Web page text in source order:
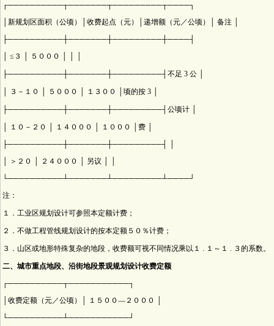
┌──────────┬───────┬─────────┬────┐
│新规划区面积（公顷）│收费起点（元）│递增额（元／公顷）│ 备注 │
├──────────┼───────┼─────────┼────┤
│ ≤３ │ ５０００ │ │ │
├──────────┼───────┼─────────┤不足 3 公 │
│ ３－１０ │ ５０００ │ １３００ │顷的按 3 │
├──────────┼───────┼─────────┤公顷计 │
│ １０－２０ │ １４０００ │ １０００ │费 │
├──────────┼───────┼─────────┤ │
│ ＞２０ │ ２４０００ │ 另议 │ │
└──────────┴───────┴─────────┴────┘
注：
１．工业区规划设计可参照本定额计费；
２．不做工程管线规划设计的按本定额５０％计费；
３．山区或地形特殊复杂的地段，收费额可视不同情况乘以１ . １～１ . ３的系数。
二、城市重点地段、沿街地段景观规划设计收费定额
┌──────────┬───────────┐
│收费定额（元／公顷）│ １５００—２０００ │
└──────────┴───────────┘